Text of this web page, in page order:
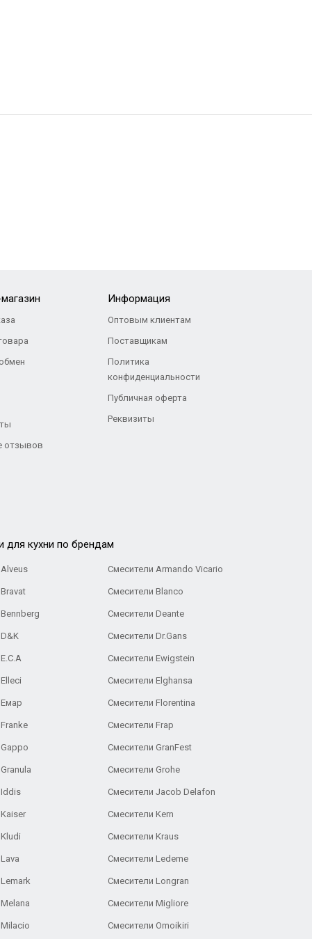
отзывов
Информация
Оптовым клиентам
Поставщикам
Политика
конфиденциальности
Публичная оферта
Реквизиты
для кухни по брендам
Смесители Armando Vicario
Смесители Blanco
Смесители Deante
Смесители Dr.Gans
Cмесители Ewigstein
Смесители Elghansa
Смесители Florentina
Смесители Frap
Смесители GranFest
Смесители Grohe
Смесители Jacob Delafon
Смесители Kern
Смесители Kraus
Смесители Ledeme
Смесители Longran
Смесители Migliore
Смесители Omoikiri